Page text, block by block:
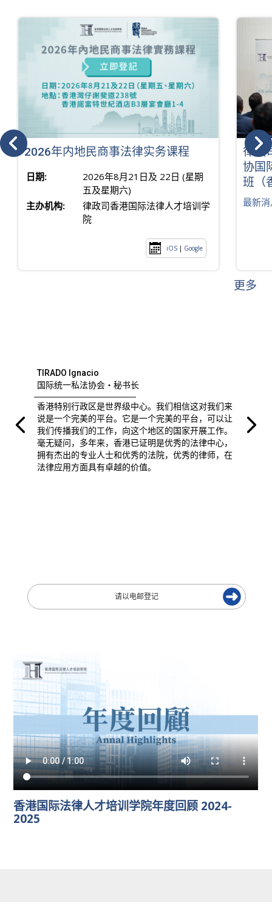
2026年内地民商事法律实务课程
日期:
2026年8月21日及 22日 (星期
五及星期六)
主办机构:
律政司香港国际法律人才培训学
院
iOS | Google
律政
协国
班（
最新
更多
TIRADO Ignacio
国际统一私法协会・秘书长
香港特别行政区是世界级中心。我们相信这对我们来
说是一个完美的平台。它是一个完美的平台，可以让
我们传播我们的工作，向这个地区的国家开展工作。
毫无疑问，多年来，香港已证明是优秀的法律中心，
拥有杰出的专业人士和优秀的法院，优秀的律师，在
法律应用方面具有卓越的价值。
香港国际法律人才培训学院年度回顾 2024-
2025